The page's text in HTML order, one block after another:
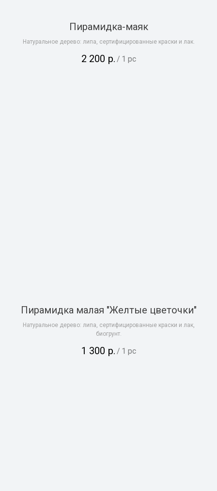
Пирамидка-маяк
Натуральное дерево: липа, сертифицированные краски и лак.
2 200 р. / 1 pc
Пирамидка малая "Желтые цветочки"
Натуральное дерево: липа, сертифицированные краски и лак,
биогрунт.
1 300 р. / 1 pc